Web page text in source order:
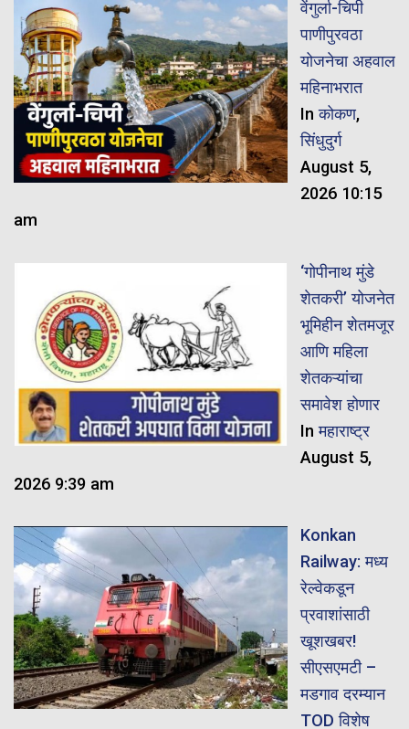
वेंगुर्ला-चिपी
पाणीपुरवठा
योजनेचा अहवाल
महिनाभरात
Inकोकण,
सिंधुदुर्ग
August 5,
2026 10:15
am
‘गोपीनाथ मुंडे
शेतकरी’ योजनेत
भूमिहीन शेतमजूर
आणि महिला
शेतकऱ्यांचा
समावेश होणार
Inमहाराष्ट्र
August 5,
2026 9:39 am
Konkan
Railway: मध्य
रेल्वेकडून
प्रवाशांसाठी
खूशखबर!
सीएसएमटी –
मडगाव दरम्यान
TOD विशेष